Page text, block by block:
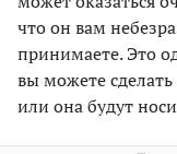
что он вам
принимаете. Это
вы можете
или она будут